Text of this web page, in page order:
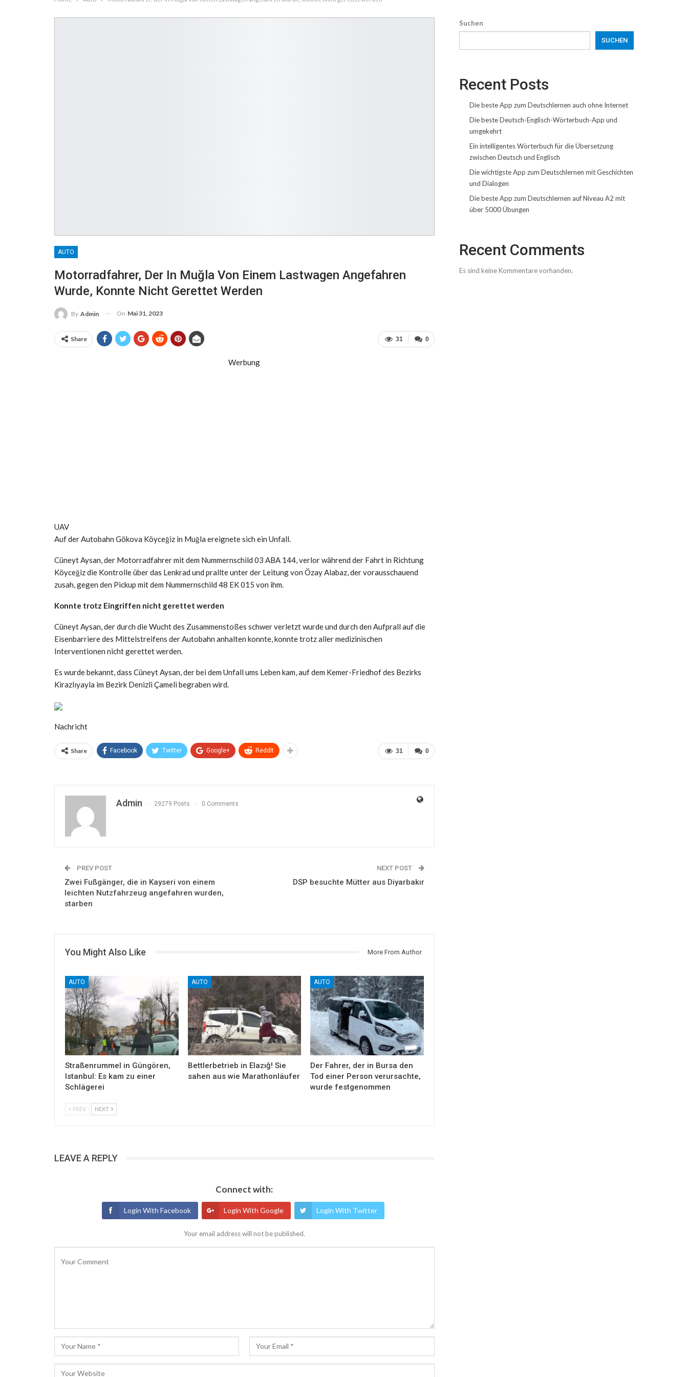
AUTO
Motorradfahrer, Der In Muğla Von Einem Lastwagen Angefahren
Wurde, Konnte Nicht Gerettet Werden
By Admin On Mai 31, 2023
0
31
Share
Werbung
UAV
Auf der Autobahn Gökova Köyceğiz in Muğla ereignete sich ein Unfall.
Cüneyt Aysan, der Motorradfahrer mit dem Nummernschild 03 ABA 144, verlor während der Fahrt in Richtung
Köyceğiz die Kontrolle über das Lenkrad und prallte unter der Leitung von Özay Alabaz, der vorausschauend
zusah, gegen den Pickup mit dem Nummernschild 48 EK 015 von ihm.
Konnte trotz Eingriffen nicht gerettet werden
Cüneyt Aysan, der durch die Wucht des Zusammenstoßes schwer verletzt wurde und durch den Aufprall auf die
Eisenbarriere des Mittelstreifens der Autobahn anhalten konnte, konnte trotz aller medizinischen
Interventionen nicht gerettet werden.
Es wurde bekannt, dass Cüneyt Aysan, der bei dem Unfall ums Leben kam, auf dem Kemer-Friedhof des Bezirks
Kirazlıyayla im Bezirk Denizli Çameli begraben wird.
Nachricht
0
31
Share Facebook Twitter Google+ ReddIt
Admin 29279 Posts 0 Comments
PREV POST
Zwei Fußgänger, die in Kayseri von einem
leichten Nutzfahrzeug angefahren wurden,
starben
NEXT POST
DSP besuchte Mütter aus Diyarbakır
You Might Also Like More From Author
AUTO
Straßenrummel in Güngören,
Istanbul: Es kam zu einer
Schlägerei
AUTO
Bettlerbetrieb in Elazığ! Sie
sahen aus wie Marathonläufer
AUTO
Der Fahrer, der in Bursa den
Tod einer Person verursachte,
wurde festgenommen
PREV NEXT
LEAVE A REPLY
Connect with:
Login With Facebook Login With Google Login With Twitter
Your email address will not be published.
Suchen
SUCHEN
Recent Posts
Die beste App zum Deutschlernen auch ohne Internet
Die beste Deutsch-Englisch-Wörterbuch-App und
umgekehrt
Ein intelligentes Wörterbuch für die Übersetzung
zwischen Deutsch und Englisch
Die wichtigste App zum Deutschlernen mit Geschichten
und Dialogen
Die beste App zum Deutschlernen auf Niveau A2 mit
über 5000 Übungen
Recent Comments
Es sind keine Kommentare vorhanden.